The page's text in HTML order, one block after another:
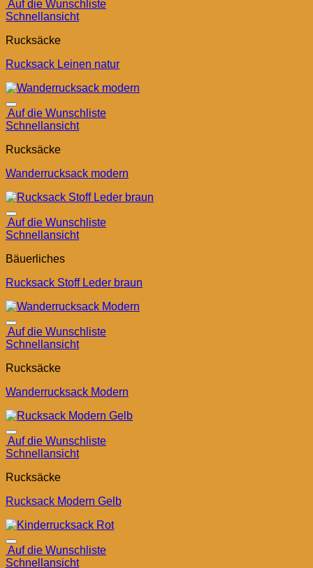
Auf die Wunschliste
Schnellansicht
Rucksäcke
Rucksack Leinen natur
Auf die Wunschliste
Schnellansicht
Rucksäcke
Wanderrucksack modern
Auf die Wunschliste
Schnellansicht
Bäuerliches
Rucksack Stoff Leder braun
Auf die Wunschliste
Schnellansicht
Rucksäcke
Wanderrucksack Modern
Auf die Wunschliste
Schnellansicht
Rucksäcke
Rucksack Modern Gelb
Auf die Wunschliste
Schnellansicht